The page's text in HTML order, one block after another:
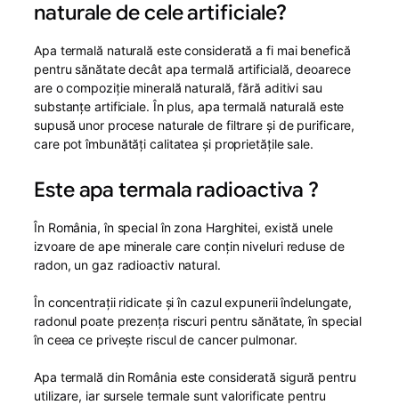
naturale de cele artificiale?
Apa termală naturală este considerată a fi mai benefică
pentru sănătate decât apa termală artificială, deoarece
are o compoziție minerală naturală, fără aditivi sau
substanțe artificiale. În plus, apa termală naturală este
supusă unor procese naturale de filtrare și de purificare,
care pot îmbunătăți calitatea și proprietățile sale.
Este apa termala radioactiva ?
În România, în special în zona Harghitei, există unele
izvoare de ape minerale care conțin niveluri reduse de
radon, un gaz radioactiv natural.
În concentrații ridicate și în cazul expunerii îndelungate,
radonul poate prezența riscuri pentru sănătate, în special
în ceea ce privește riscul de cancer pulmonar.
Apa termală din România este considerată sigură pentru
utilizare, iar sursele termale sunt valorificate pentru